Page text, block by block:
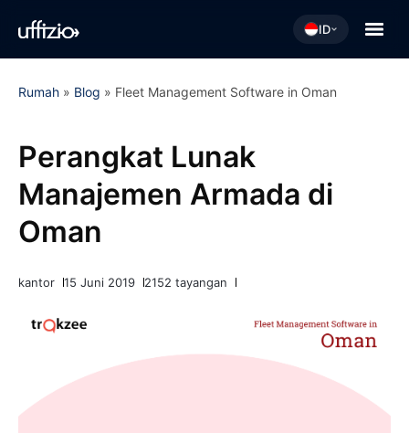
ID
Rumah » Blog » Fleet Management Software in Oman
Perangkat Lunak
Manajemen Armada di
Oman
kantor 15 Juni 2019 2152 tayangan